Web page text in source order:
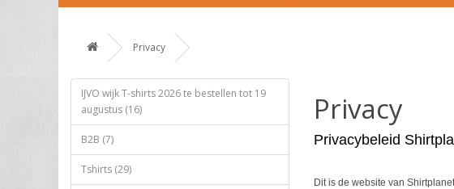
Privacy
IJVO wijk T-shirts 2026 te bestellen tot 19
augustus (16)
B2B (7)
Tshirts (29)
Privacy
Privacybeleid
Dit is de website van